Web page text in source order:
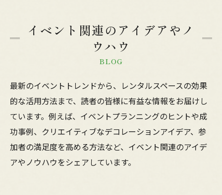
イベント関連のアイデアやノ
ウハウ
BLOG
最新のイベントトレンドから、レンタルスペースの効果
的な活用方法まで、読者の皆様に有益な情報をお届けし
ています。例えば、イベントプランニングのヒントや成
功事例、クリエイティブなデコレーションアイデア、参
加者の満足度を高める方法など、イベント関連のアイデ
アやノウハウをシェアしています。